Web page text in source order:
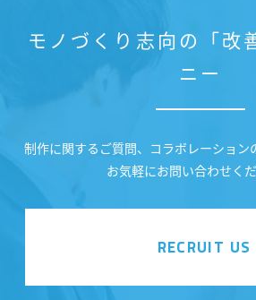
モノづくり志向の「改
ニー
制作に関するご質問、コラボレーション
お気軽にお問い合わせくだ
RECRUIT US